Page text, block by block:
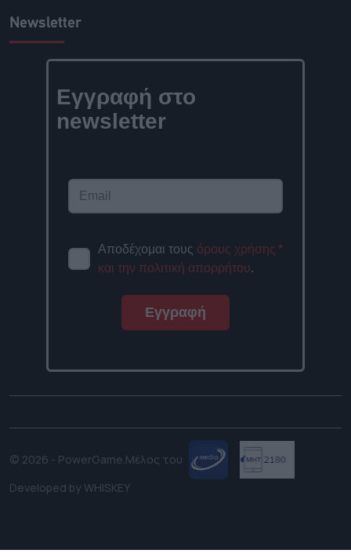
Newsletter
Εγγραφή στο
newsletter
Αποδέχομαι τους όρους χρήσης
και την πολιτική απορρήτου.
*
Εγγραφή
© 2026 - PowerGame.Μέλος του
Developed by WHISKEY